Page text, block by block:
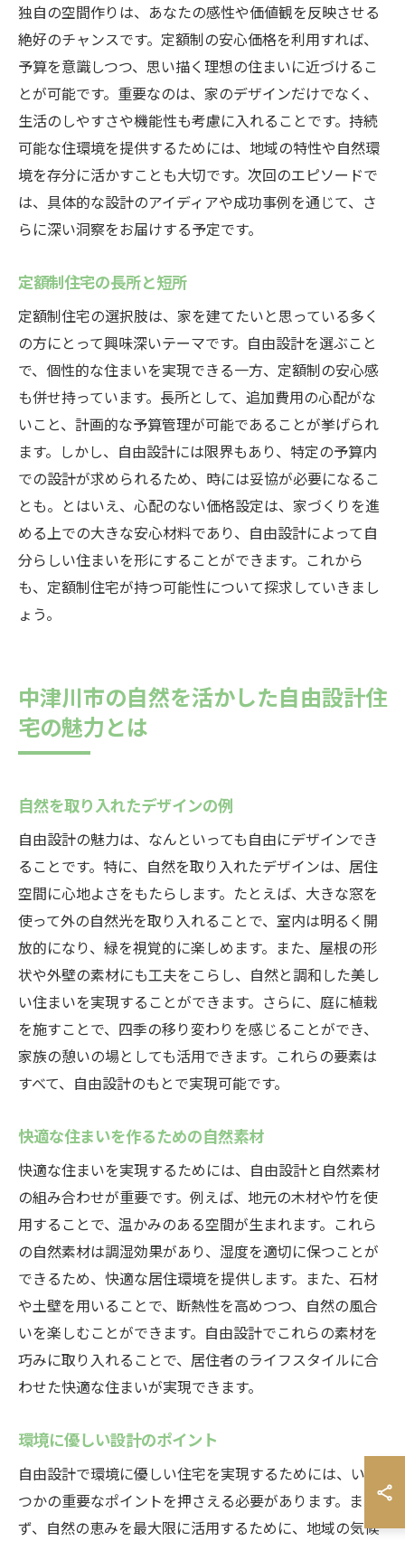
独自の空間作りは、あなたの感性や価値観を反映させる
絶好のチャンスです。定額制の安心価格を利用すれば、
予算を意識しつつ、思い描く理想の住まいに近づけるこ
とが可能です。重要なのは、家のデザインだけでなく、
生活のしやすさや機能性も考慮に入れることです。持続
可能な住環境を提供するためには、地域の特性や自然環
境を存分に活かすことも大切です。次回のエピソードで
は、具体的な設計のアイディアや成功事例を通じて、さ
らに深い洞察をお届けする予定です。
定額制住宅の長所と短所
定額制住宅の選択肢は、家を建てたいと思っている多く
の方にとって興味深いテーマです。自由設計を選ぶこと
で、個性的な住まいを実現できる一方、定額制の安心感
も併せ持っています。長所として、追加費用の心配がな
いこと、計画的な予算管理が可能であることが挙げられ
ます。しかし、自由設計には限界もあり、特定の予算内
での設計が求められるため、時には妥協が必要になるこ
とも。とはいえ、心配のない価格設定は、家づくりを進
める上での大きな安心材料であり、自由設計によって自
分らしい住まいを形にすることができます。これから
も、定額制住宅が持つ可能性について探求していきまし
ょう。
中津川市の自然を活かした自由設計住
宅の魅力とは
自然を取り入れたデザインの例
自由設計の魅力は、なんといっても自由にデザインでき
ることです。特に、自然を取り入れたデザインは、居住
空間に心地よさをもたらします。たとえば、大きな窓を
使って外の自然光を取り入れることで、室内は明るく開
放的になり、緑を視覚的に楽しめます。また、屋根の形
状や外壁の素材にも工夫をこらし、自然と調和した美し
い住まいを実現することができます。さらに、庭に植栽
を施すことで、四季の移り変わりを感じることができ、
家族の憩いの場としても活用できます。これらの要素は
すべて、自由設計のもとで実現可能です。
快適な住まいを作るための自然素材
快適な住まいを実現するためには、自由設計と自然素材
の組み合わせが重要です。例えば、地元の木材や竹を使
用することで、温かみのある空間が生まれます。これら
の自然素材は調湿効果があり、湿度を適切に保つことが
できるため、快適な居住環境を提供します。また、石材
や土壁を用いることで、断熱性を高めつつ、自然の風合
いを楽しむことができます。自由設計でこれらの素材を
巧みに取り入れることで、居住者のライフスタイルに合
わせた快適な住まいが実現できます。
環境に優しい設計のポイント
自由設計で環境に優しい住宅を実現するためには、いく
つかの重要なポイントを押さえる必要があります。ま
ず、自然の恵みを最大限に活用するために、地域の気候